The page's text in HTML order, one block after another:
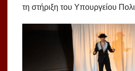
τη στήριξη του Υπουργείου